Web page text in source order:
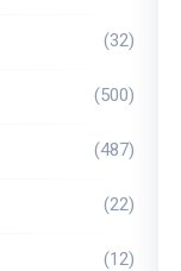
(32)
(500)
(487)
(22)
(12)